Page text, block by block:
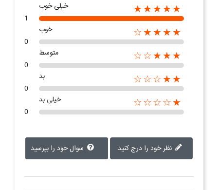
★★★★★
خیلی خوب
1
★★★★☆
خوب
0
★★★☆☆
متوسط
0
★★☆☆☆
بد
0
★☆☆☆☆
خیلی بد
0
سوال خود را بپرسید